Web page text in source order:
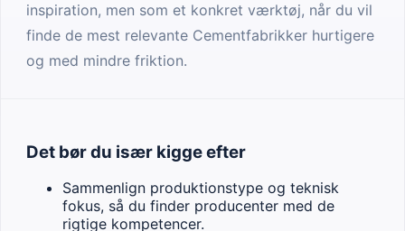
inspiration, men som et konkret værktøj, når du vil
finde de mest relevante Cementfabrikker hurtigere
og med mindre friktion.
Det bør du især kigge efter
Sammenlign produktionstype og teknisk
fokus, så du finder producenter med de
rigtige kompetencer.